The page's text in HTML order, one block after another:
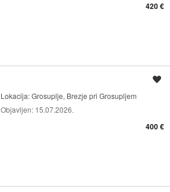
420 €
Lokacija:Grosuplje, Brezje pri Grosupljem
Objavljen: 15.07.2026.
400 €